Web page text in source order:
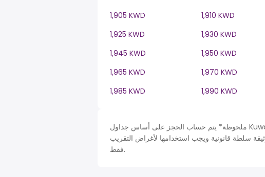
1,905 KWD 1,910 KWD
1,925 KWD
1,930 KWD
1,945 KWD
1,950 KWD
1,965 KWD
1,970 KWD
1,985 KWD
1,990 KWD
ملحوظة* يتم حساب الحجز على أساس جداول Kuwait في KW، ضريبة دخل سنة. لأغراض التبسيط تم افتراض
سلطة قانونية ويجب استخدامها لأغراض التقريب
فقط.